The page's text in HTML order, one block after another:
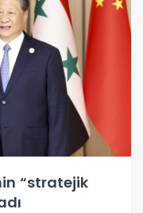
“stratejik